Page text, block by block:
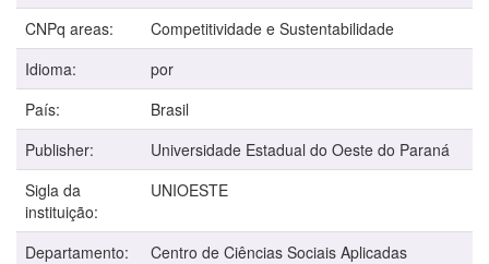
CNPq areas:
Competitividade e Sustentabilidade
Idioma:
por
País:
Brasil
Publisher:
Universidade Estadual do Oeste do Paraná
Sigla da
instituição:
UNIOESTE
Departamento:
Centro de Ciências Sociais Aplicadas